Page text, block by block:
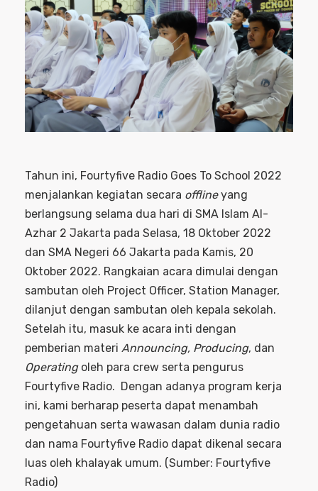
Tahun ini, Fourtyfive Radio Goes To School 2022
menjalankan kegiatan secara offlineyang
berlangsung selama dua hari di SMA Islam Al-
Azhar 2 Jakarta pada Selasa, 18 Oktober 2022
dan SMA Negeri 66 Jakarta pada Kamis, 20
Oktober 2022. Rangkaian acara dimulai dengan
sambutan oleh Project Officer, Station Manager,
dilanjut dengan sambutan oleh kepala sekolah.
Setelah itu, masuk ke acara inti dengan
pemberian materi Announcing, Producing, dan
Operatingoleh para crew serta pengurus
Fourtyfive Radio. Dengan adanya program kerja
ini, kami berharap peserta dapat menambah
pengetahuan serta wawasan dalam dunia radio
dan nama Fourtyfive Radio dapat dikenal secara
luas oleh khalayak umum. (Sumber: Fourtyfive
Radio)